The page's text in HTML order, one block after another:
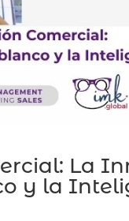
La
y la